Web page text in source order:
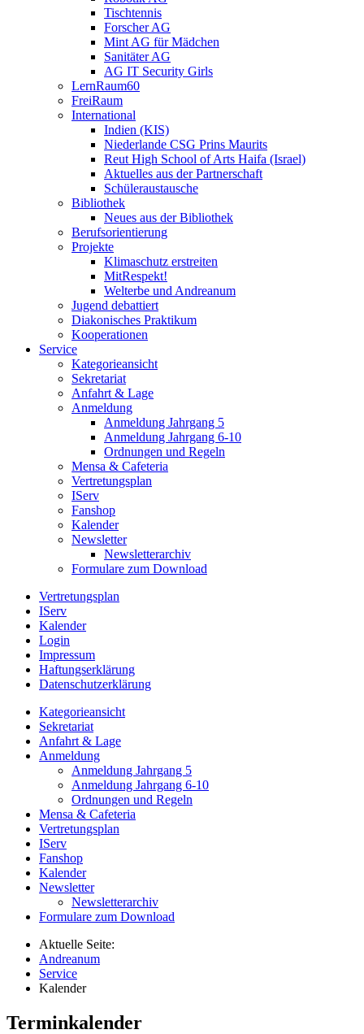
Tischtennis
Forscher AG
Mint AG für Mädchen
Sanitäter AG
AG IT Security Girls
LernRaum60
FreiRaum
International
Indien (KIS)
Niederlande CSG Prins Maurits
Reut High School of Arts Haifa (Israel)
Aktuelles aus der Partnerschaft
Schüleraustausche
Bibliothek
Neues aus der Bibliothek
Berufsorientierung
Projekte
Klimaschutz erstreiten
MitRespekt!
Welterbe und Andreanum
Jugend debattiert
Diakonisches Praktikum
Kooperationen
Service
Kategorieansicht
Sekretariat
Anfahrt & Lage
Anmeldung
Anmeldung Jahrgang 5
Anmeldung Jahrgang 6-10
Ordnungen und Regeln
Mensa & Cafeteria
Vertretungsplan
IServ
Fanshop
Kalender
Newsletter
Newsletterarchiv
Formulare zum Download
Vertretungsplan
IServ
Kalender
Login
Impressum
Haftungserklärung
Datenschutzerklärung
Kategorieansicht
Sekretariat
Anfahrt & Lage
Anmeldung
Anmeldung Jahrgang 5
Anmeldung Jahrgang 6-10
Ordnungen und Regeln
Mensa & Cafeteria
Vertretungsplan
IServ
Fanshop
Kalender
Newsletter
Newsletterarchiv
Formulare zum Download
Aktuelle Seite:
Andreanum
Service
Kalender
Terminkalender